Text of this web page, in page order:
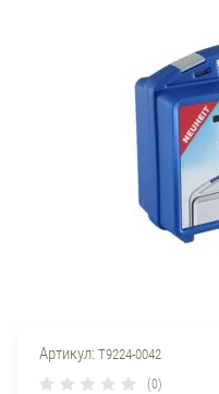
Артикул: T9224-0042
(0)